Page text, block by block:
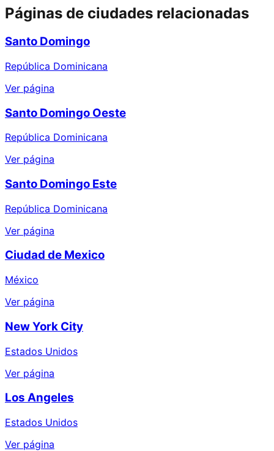
Páginas de ciudades relacionadas
Santo Domingo
República Dominicana
Ver página
Santo Domingo Oeste
República Dominicana
Ver página
Santo Domingo Este
República Dominicana
Ver página
Ciudad de Mexico
México
Ver página
New York City
Estados Unidos
Ver página
Los Angeles
Estados Unidos
Ver página